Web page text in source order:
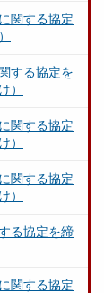
関する協定
する協定を
）
関する協定
）
関する協定
）
る協定を締
関する協定